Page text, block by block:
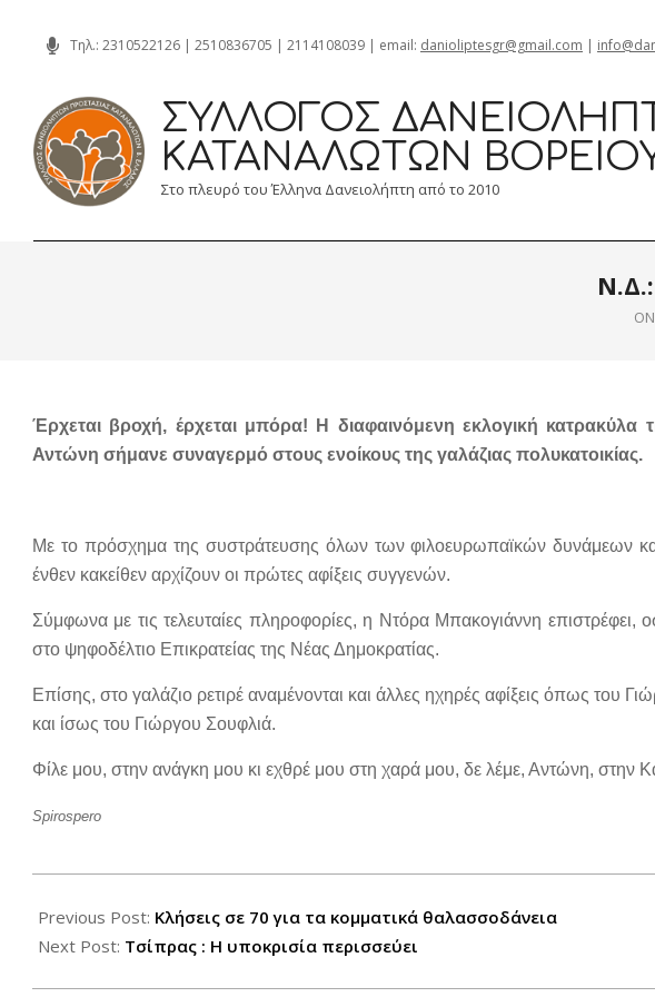
content
Τηλ.: 2310522126 | 2510836705 | 2114108039 | email: danioliptesgr@gmail.com |
ΣΎΛΛΟΓΟΣ
ΚΑΤΑΝΑΛΩΤΏΝ
Στο πλευρό του Έλληνα Δανειολήπτη από το 2010
Έρχεται βροχή, έρχεται μπόρα! Η διαφαινόμενη εκλογική κατρακύλα
Αντώνη σήμανε συναγερμό στους ενοίκους της γαλάζιας πολυκατοικίας.
Με το πρόσχημα της συστράτευσης όλων των φιλοευρωπαϊκών δυνάμεων
ένθεν κακείθεν αρχίζουν οι πρώτες αφίξεις συγγενών.
Σύμφωνα με τις τελευταίες πληροφορίες, η Ντόρα Μπακογιάννη επιστρέφει,
στο ψηφοδέλτιο Επικρατείας της Νέας Δημοκρατίας.
Επίσης, στο γαλάζιο ρετιρέ αναμένονται και άλλες ηχηρές αφίξεις όπως του
και ίσως του Γιώργου Σουφλιά.
Φίλε μου, στην ανάγκη μου κι εχθρέ μου στη χαρά μου, δε λέμε, Αντώνη, στην
Spirospero
05-
17
Previous Post: Κλήσεις σε 70 για τα κομματικά θαλασσοδάνεια
Next Post: Τσίπρας : Η υποκρισία περισσεύει